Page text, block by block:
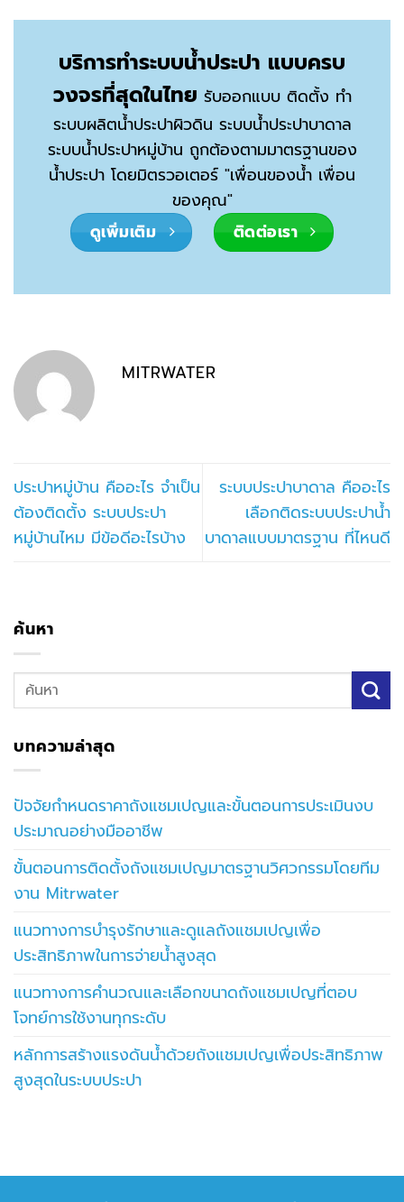
บริการทำระบบน้ำประปา แบบครบ
วงจรที่สุดในไทย รับออกแบบ ติดตั้ง ทำ
ระบบผลิตน้ำประปาผิวดิน ระบบน้ำประปาบาดาล
ระบบน้ำประปาหมู่บ้าน ถูกต้องตามมาตรฐานของ
น้ำประปา โดยมิตรวอเตอร์ "เพื่อนของน้ำ เพื่อน
ของคุณ"
ดูเพิ่มเติม
ติดต่อเรา
MITRWATER
ประปาหมู่บ้าน คืออะไร จำเป็น
ต้องติดตั้ง ระบบประปา
หมู่บ้านไหม มีข้อดีอะไรบ้าง
ระบบประปาบาดาล คืออะไร
เลือกติดระบบประปาน้ำ
บาดาลแบบมาตรฐาน ที่ไหนดี
ค้นหา
บทความล่าสุด
ปัจจัยกำหนดราคาถังแชมเปญและขั้นตอนการประเมินงบ
ประมาณอย่างมืออาชีพ
ขั้นตอนการติดตั้งถังแชมเปญมาตรฐานวิศวกรรมโดยทีม
งาน Mitrwater
แนวทางการบำรุงรักษาและดูแลถังแชมเปญเพื่อ
ประสิทธิภาพในการจ่ายน้ำสูงสุด
แนวทางการคำนวณและเลือกขนาดถังแชมเปญที่ตอบ
โจทย์การใช้งานทุกระดับ
หลักการสร้างแรงดันน้ำด้วยถังแชมเปญเพื่อประสิทธิภาพ
สูงสุดในระบบประปา